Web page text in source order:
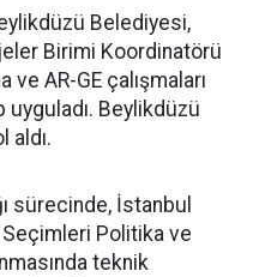
Belediyesi,
Birimi Koordinatörü
ve AR-GE çalışmaları
Beylikdüzü
aldı.
sürecinde, İstanbul
Politika ve
teknik